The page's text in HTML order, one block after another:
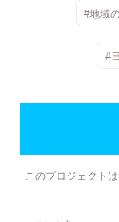
#地域
#
このプロジェクト